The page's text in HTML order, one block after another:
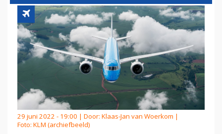
29 juni 2022 - 19:00 | Door: Klaas-Jan van Woerkom |
Foto: KLM (archiefbeeld)